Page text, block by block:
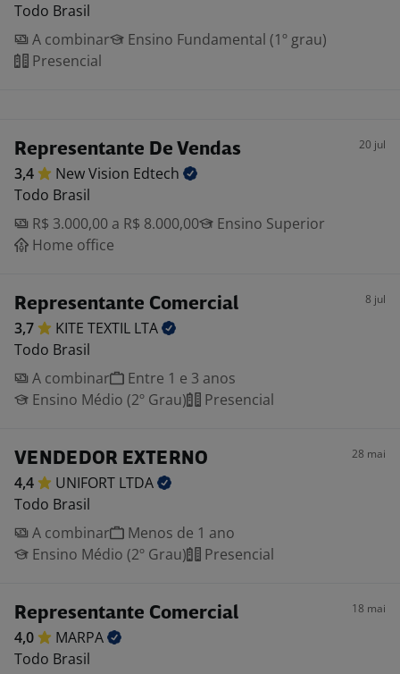
Todo Brasil
A combinar
Ensino Fundamental (1º grau)
Presencial
Representante De Vendas 20 jul
3,4 New Vision Edtech
Todo Brasil
R$ 3.000,00 a R$ 8.000,00
Ensino Superior
Home office
Representante Comercial 8 jul
3,7 KITE TEXTIL LTA
Todo Brasil
A combinar
Entre 1 e 3 anos
Ensino Médio (2º Grau)
Presencial
VENDEDOR EXTERNO 28 mai
4,4 UNIFORT LTDA
Todo Brasil
A combinar
Menos de 1 ano
Ensino Médio (2º Grau)
Presencial
Representante Comercial 18 mai
4,0
MARPA
Todo Brasil